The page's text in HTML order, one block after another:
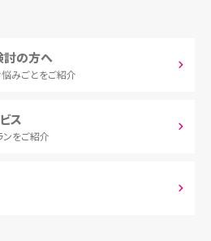
討の方へ
悩みごとをご紹介
ス
ンをご紹介